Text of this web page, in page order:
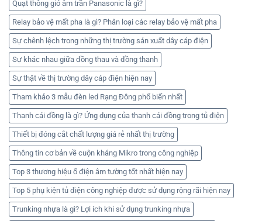
Quạt thông gió âm trần Panasonic là gì?
Relay bảo vệ mất pha là gì? Phân loại các relay bảo vệ mất pha
Sự chênh lệch trong những thị trường sản xuất dây cáp điện
Sự khác nhau giữa đồng thau và đồng thanh
Sự thật về thị trường dây cáp điện hiện nay
Tham khảo 3 mẫu đèn led Rạng Đông phổ biến nhất
Thanh cái đồng là gì? Ứng dụng của thanh cái đồng trong tủ điện
Thiết bị đóng cắt chất lượng giá rẻ nhất thị trường
Thông tin cơ bản về cuộn kháng Mikro trong công nghiệp
Top 3 thương hiệu ổ điện âm tường tốt nhất hiện nay
Top 5 phụ kiện tủ điện công nghiệp được sử dụng rộng rãi hiện nay
Trunking nhựa là gì? Lợi ích khi sử dụng trunking nhựa